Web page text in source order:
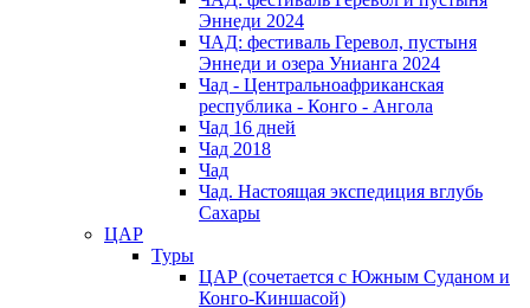
Эннеди 2024
ЧАД: фестиваль Геревол, пустыня
Эннеди и озера Унианга 2024
Чад - Центральноафриканская
республика - Конго - Ангола
Чад 16 дней
Чад 2018
Чад
Чад. Настоящая экспедиция вглубь
Сахары
ЦАР
Туры
ЦАР (сочетается с Южным Суданом и
Конго-Киншасой)